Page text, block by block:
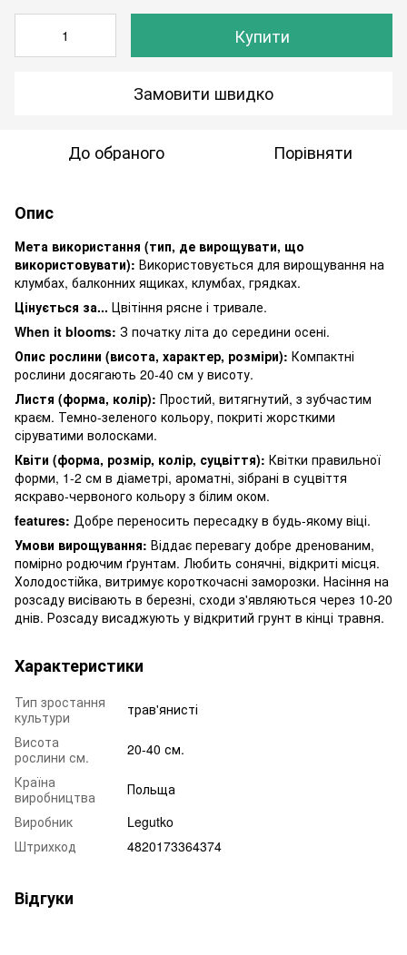
Купити
Замовити швидко
До обраного Порівняти
Опис
Мета використання (тип, де вирощувати, що
використовувати): Використовується для вирощування на
клумбах, балконних ящиках, клумбах, грядках.
Цінується за... Цвітіння рясне і тривале.
When it blooms: З початку літа до середини осені.
Опис рослини (висота, характер, розміри): Компактні
рослини досягають 20-40 см у висоту.
Листя (форма, колір): Простий, витягнутий, з зубчастим
краєм. Темно-зеленого кольору, покриті жорсткими
сіруватими волосками.
Квіти (форма, розмір, колір, суцвіття): Квітки правильної
форми, 1-2 см в діаметрі, ароматні, зібрані в суцвіття
яскраво-червоного кольору з білим оком.
features: Добре переносить пересадку в будь-якому віці.
Умови вирощування: Віддає перевагу добре дренованим,
помірно родючим ґрунтам. Любить сонячні, відкриті місця.
Холодостійка, витримує короткочасні заморозки. Насіння на
розсаду висівають в березні, сходи з'являються через 10-20
днів. Розсаду висаджують у відкритий грунт в кінці травня.
Характеристики
Тип зростання
культури
трав'янисті
Висота
рослини см.
20-40 см.
Країна
виробництва
Польща
Виробник
Legutko
Штрихкод
4820173364374
Відгуки